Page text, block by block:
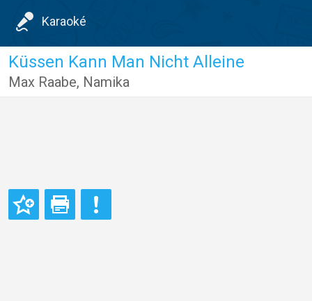
Karaoké
Küssen Kann Man Nicht Alleine
Max Raabe, Namika